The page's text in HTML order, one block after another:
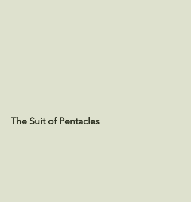
The Suit of Pentacles